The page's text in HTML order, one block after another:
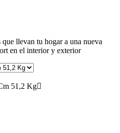
llevan tu hogar a una nueva
en el interior y exterior
51,2 Kg